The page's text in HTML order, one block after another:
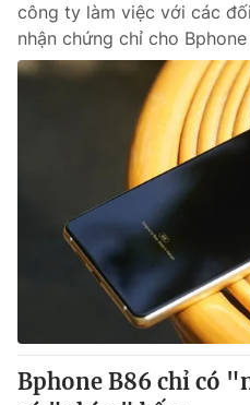
công ty làm việc với các
nhận chứng chỉ cho Bphone
Bphone B86 chỉ có